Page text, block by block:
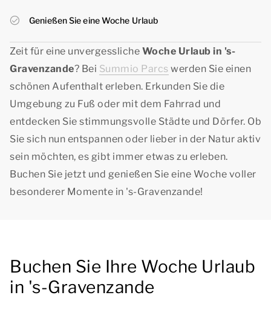
Genießen Sie eine Woche Urlaub
Zeit für eine unvergessliche Woche Urlaub in 's-
Gravenzande? Bei Summio Parcs werden Sie einen
schönen Aufenthalt erleben. Erkunden Sie die
Umgebung zu Fuß oder mit dem Fahrrad und
entdecken Sie stimmungsvolle Städte und Dörfer. Ob
Sie sich nun entspannen oder lieber in der Natur aktiv
sein möchten, es gibt immer etwas zu erleben.
Buchen Sie jetzt und genießen Sie eine Woche voller
besonderer Momente in 's-Gravenzande!
Buchen Sie Ihre Woche Urlaub
in 's-Gravenzande